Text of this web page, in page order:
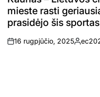
mieste rasti
prasidėjo šis
on
16 rugpjūčio, 2025
Posted